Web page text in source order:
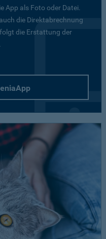
App als Foto oder Datei.
die Direktabrechnung
die Erstattung der